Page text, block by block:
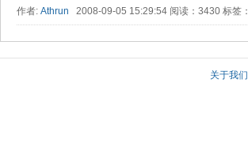
作者: Athrun 2008-09-05 15:29:54 阅读：3430 标签：
关于我们